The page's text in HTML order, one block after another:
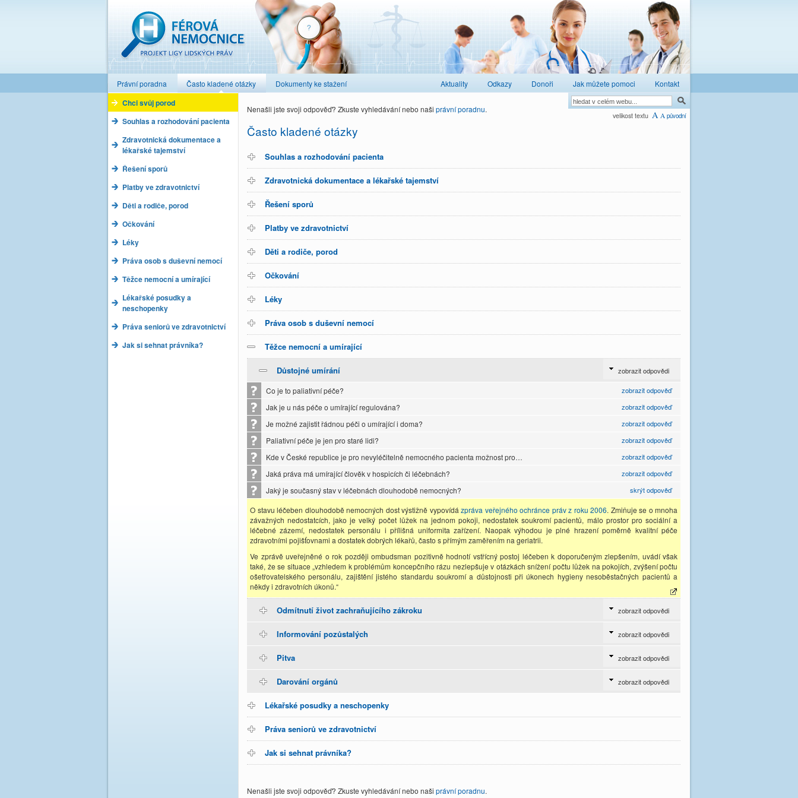
Právní poradna Často kladené otázky Dokumenty ke stažení Aktuality Odkazy Donoři Jak můžete pomoci Kontakt
Chci svůj porod
Souhlas a rozhodování pacienta
Zdravotnická dokumentace a
lékařské tajemství
Řešení sporů
Platby ve zdravotnictví
Děti a rodiče, porod
Očkování
Léky
Práva osob s duševní nemocí
Těžce nemocní a umírající
Lékařské posudky a
neschopenky
Práva seniorů ve zdravotnictví
Jak si sehnat právníka?
velikost textu A A původní
Nenašli jste svoji odpověď? Zkuste vyhledávání nebo naši právní poradnu.
Často kladené otázky
Souhlas a rozhodování pacienta
Zdravotnická dokumentace a lékařské tajemství
Řešení sporů
Platby ve zdravotnictví
Děti a rodiče, porod
Očkování
Léky
Práva osob s duševní nemocí
Těžce nemocní a umírající
zobrazit odpovědi
Důstojné umírání
Co je to paliativní péče? zobrazit odpověď
Jak je u nás péče o umírající regulována? zobrazit odpověď
Je možné zajistit řádnou péči o umírající i doma? zobrazit odpověď
Paliativní péče je jen pro staré lidi? zobrazit odpověď
Kde v České republice je pro nevyléčitelně nemocného pacienta možnost pro… zobrazit odpověď
Jaká práva má umírající člověk v hospicích či léčebnách? zobrazit odpověď
Jaký je současný stav v léčebnách dlouhodobě nemocných? skrýt odpověď
O stavu léčeben dlouhodobě nemocných dost výstižně vypovídá zpráva veřejného ochránce práv z roku 2006. Zmiňuje se o mnoha
závažných nedostatcích, jako je velký počet lůžek na jednom pokoji, nedostatek soukromí pacientů, málo prostor pro sociální a
léčebné zázemí, nedostatek personálu i přílišná uniformita zařízení. Naopak výhodou je plné hrazení poměrně kvalitní péče
zdravotními pojišťovnami a dostatek dobrých lékařů, často s přímým zaměřením na geriatrii.
Ve zprávě uveřejněné o rok později ombudsman pozitivně hodnotí vstřícný postoj léčeben k doporučeným zlepšením, uvádí však
také, že se situace „vzhledem k problémům koncepčního rázu nezlepšuje v otázkách snížení počtu lůžek na pokojích, zvýšení počtu
ošetřovatelského personálu, zajištění jistého standardu soukromí a důstojnosti při úkonech hygieny nesoběstačných pacientů a
někdy i zdravotních úkonů.“
zobrazit odpovědi
Odmítnutí život zachraňujícího zákroku
zobrazit odpovědi
Informování pozůstalých
zobrazit odpovědi
Pitva
zobrazit odpovědi
Darování orgánů
Lékařské posudky a neschopenky
Práva seniorů ve zdravotnictví
Jak si sehnat právníka?
Nenašli jste svoji odpověď? Zkuste vyhledávání nebo naši právní poradnu.